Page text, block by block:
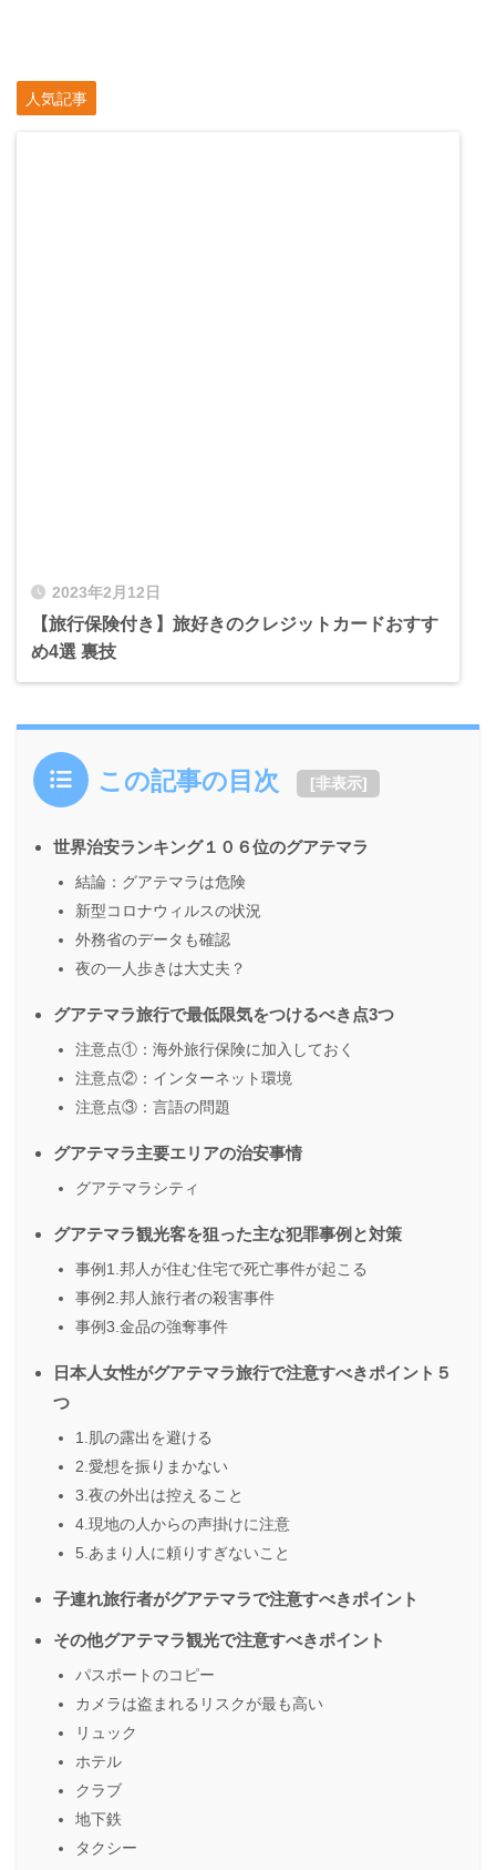
人気記事
2023年2月12日
【旅行保険付き】旅好きのクレジットカードおすす
め4選 裏技
この記事の目次 [非表示]
世界治安ランキング１０６位のグアテマラ
結論：グアテマラは危険
新型コロナウィルスの状況
外務省のデータも確認
夜の一人歩きは大丈夫？
グアテマラ旅行で最低限気をつけるべき点3つ
注意点①：海外旅行保険に加入しておく
注意点②：インターネット環境
注意点③：言語の問題
グアテマラ主要エリアの治安事情
グアテマラシティ
グアテマラ観光客を狙った主な犯罪事例と対策
事例1.邦人が住む住宅で死亡事件が起こる
事例2.邦人旅行者の殺害事件
事例3.金品の強奪事件
日本人女性がグアテマラ旅行で注意すべきポイント５
つ
1.肌の露出を避ける
2.愛想を振りまかない
3.夜の外出は控えること
4.現地の人からの声掛けに注意
5.あまり人に頼りすぎないこと
子連れ旅行者がグアテマラで注意すべきポイント
その他グアテマラ観光で注意すべきポイント
パスポートのコピー
カメラは盗まれるリスクが最も高い
リュック
ホテル
クラブ
地下鉄
タクシー